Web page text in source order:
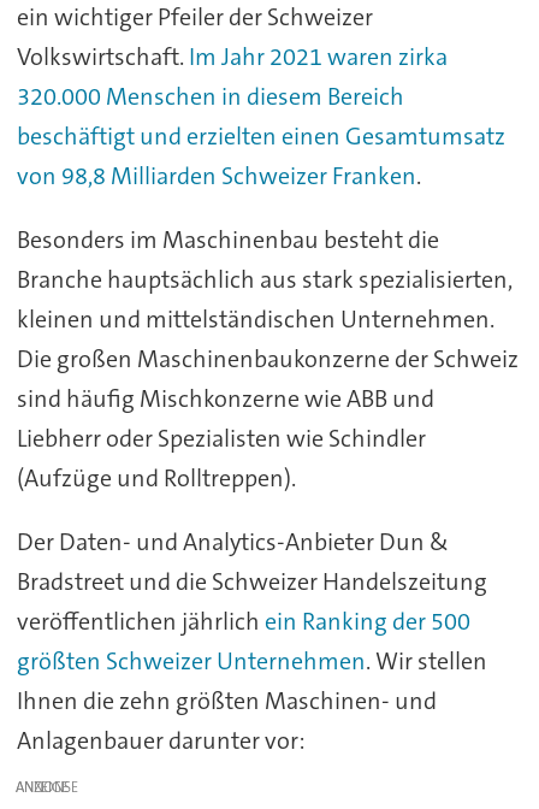
ein wichtiger Pfeiler der Schweizer
Volkswirtschaft. Im Jahr 2021 waren zirka
320.000 Menschen in diesem Bereich
beschäftigt und erzielten einen Gesamtumsatz
von 98,8 Milliarden Schweizer Franken.
Besonders im Maschinenbau besteht die
Branche hauptsächlich aus stark spezialisierten,
kleinen und mittelständischen Unternehmen.
Die großen Maschinenbaukonzerne der Schweiz
sind häufig Mischkonzerne wie ABB und
Liebherr oder Spezialisten wie Schindler
(Aufzüge und Rolltreppen).
Der Daten- und Analytics-Anbieter Dun &
Bradstreet und die Schweizer Handelszeitung
veröffentlichen jährlich ein Ranking der 500
größten Schweizer Unternehmen. Wir stellen
Ihnen die zehn größten Maschinen- und
Anlagenbauer darunter vor:
ANZEIGE